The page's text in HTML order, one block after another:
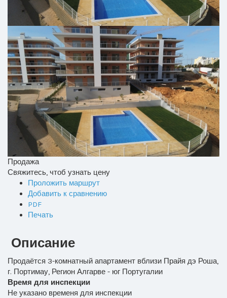
Продажа
Свяжитесь, чтоб узнать цену
Проложить маршрут
Добавить к сравнению
PDF
Печать
Описание
Продаётся 3-комнатный апартамент вблизи Прайя дэ Роша,
г. Портимау, Регион Алгарве - юг Португалии
Время для инспекции
Не указано временя для инспекции